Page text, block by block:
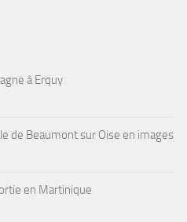
à Erquy
de Beaumont sur Oise en images
en Martinique